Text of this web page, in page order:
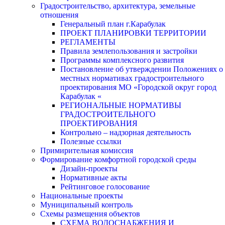
Градостроительство, архитектура, земельные
отношения
Генеральный план г.Карабулак
ПРОЕКТ ПЛАНИРОВКИ ТЕРРИТОРИИ
РЕГЛАМЕНТЫ
Правила землепользования и застройки
Программы комплексного развития
Постановление об утверждении Положениях о
местных нормативах градостроительного
проектирования МО «Городской округ город
Карабулак «
РЕГИОНАЛЬНЫЕ НОРМАТИВЫ
ГРАДОСТРОИТЕЛЬНОГО
ПРОЕКТИРОВАНИЯ
Контрольно – надзорная деятельность
Полезные ссылки
Примирительная комиссия
Формирование комфортной городской среды
Дизайн-проекты
Нормативные акты
Рейтинговое голосование
Национальные проекты
Муниципальный контроль
Схемы размещения объектов
СХЕМА ВОДОСНАБЖЕНИЯ И